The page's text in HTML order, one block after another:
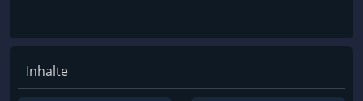
Inhalte